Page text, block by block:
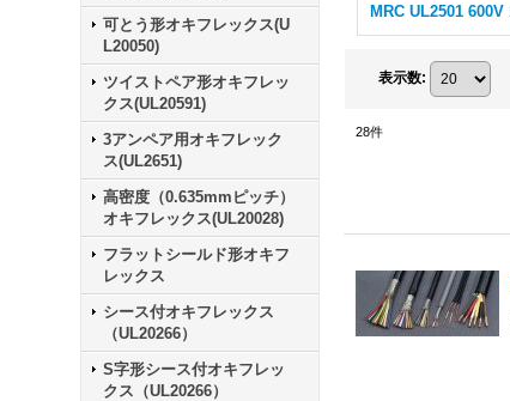
可とう形オキフレックス(U
L20050)
ツイストペア形オキフレッ
クス(UL20591)
3アンペア用オキフレック
ス(UL2651)
高密度（0.635mmピッチ）
オキフレックス(UL20028)
フラットシールド形オキフ
レックス
シース付オキフレックス
（UL20266）
S字形シース付オキフレッ
クス（UL20266）
表示数:
28件